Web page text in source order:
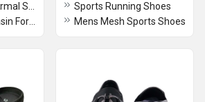
Sports Running Shoes
Mens Mesh Sports Shoes